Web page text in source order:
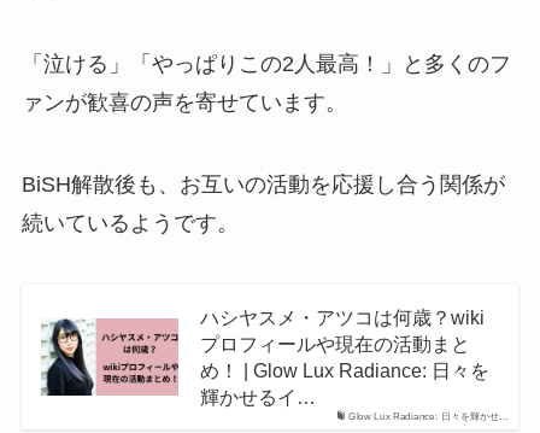
「泣ける」「やっぱりこの2人最高！」と多くのフ
ァンが歓喜の声を寄せています。
BiSH解散後も、お互いの活動を応援し合う関係が
続いているようです。
Glow Lux Radiance: 日々を輝かせ…
ハシヤスメ・アツコは何歳？wiki
プロフィールや現在の活動まと
め！ | Glow Lux Radiance: 日々を
輝かせるイ…